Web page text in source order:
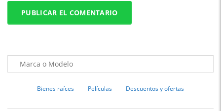
Bienes raíces Películas Descuentos y ofertas